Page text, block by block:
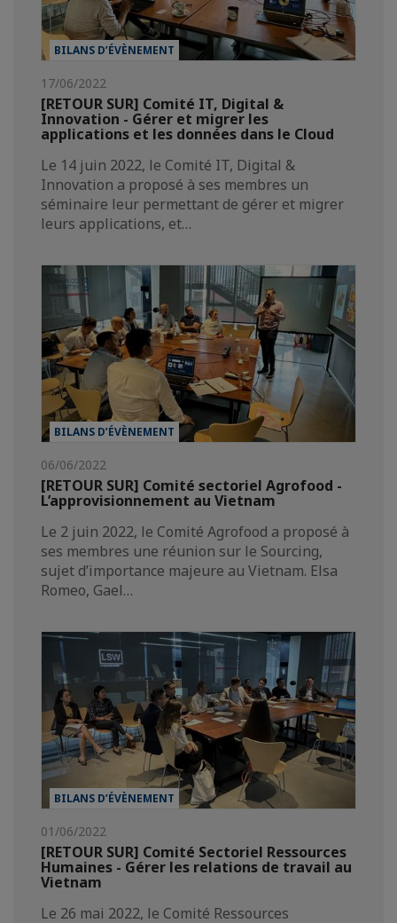
BILANS D’ÉVÈNEMENT
17/06/2022
[RETOUR SUR] Comité IT, Digital &
Innovation - Gérer et migrer les
applications et les données dans le Cloud
Le 14 juin 2022, le Comité IT, Digital &
Innovation a proposé à ses membres un
séminaire leur permettant de gérer et migrer
leurs applications, et…
BILANS D’ÉVÈNEMENT
06/06/2022
[RETOUR SUR] Comité sectoriel Agrofood -
L’approvisionnement au Vietnam
Le 2 juin 2022, le Comité Agrofood a proposé à
ses membres une réunion sur le Sourcing,
sujet d’importance majeure au Vietnam. Elsa
Romeo, Gael…
BILANS D’ÉVÈNEMENT
01/06/2022
[RETOUR SUR] Comité Sectoriel Ressources
Humaines - Gérer les relations de travail au
Vietnam
Le 26 mai 2022, le Comité Ressources